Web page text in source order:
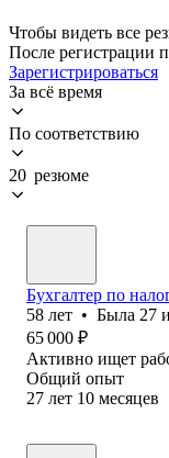
Чтобы видеть все
После регистрации
Зарегистрироваться
За всё время
По соответствию
20 резюме
Бухгалтер по
58 лет • Была 27
65 000 ₽
Активно ищет
Общий опыт
27 лет 10 месяцев